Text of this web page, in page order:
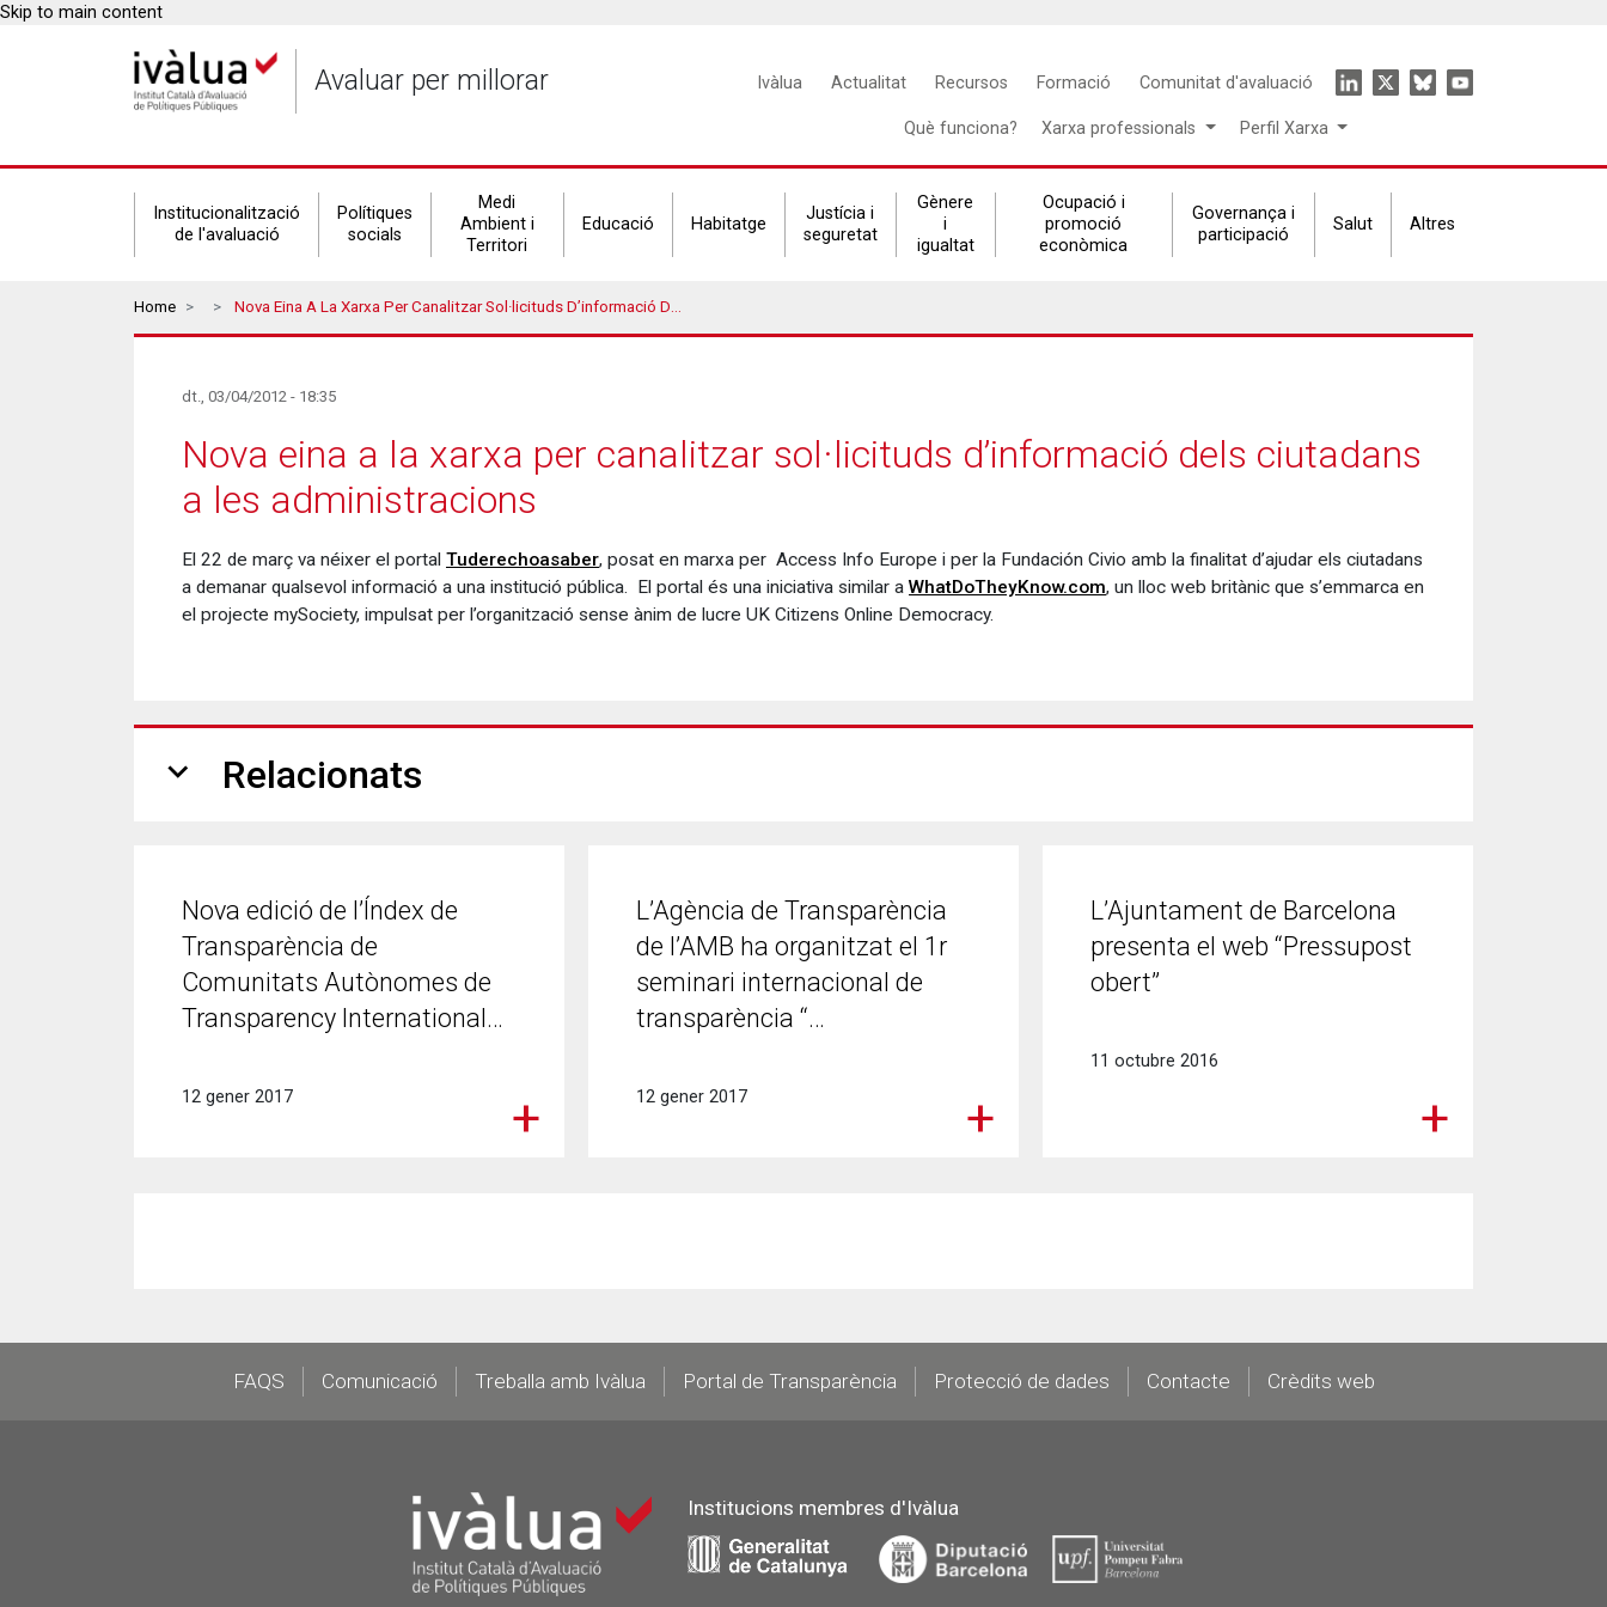
Skip to main content
Avaluar per millorar
Main
navigation
Ivàlua Actualitat Recursos Formació Comunitat d'avaluació
Icon
menu
Què funciona? Xarxa professionals Perfil Xarxa
Secondary
navigation
Institucionalització
de l'avaluació
Polítiques
socials
Medi
Ambient i
Territori
Educació Habitatge
Justícia i
seguretat
Gènere
i
igualtat
Ocupació i
promoció
econòmica
Governança i
participació
Salut Altres
Breadcrumbs
Home Nova Eina A La Xarxa Per Canalitzar Sol·licituds D’informació Dels Ciutadans A Les Administracions
dt., 03/04/2012 - 18:35
Nova eina a la xarxa per canalitzar sol·licituds d’informació dels ciutadans
a les administracions
El 22 de març va néixer el portal Tuderechoasaber, posat en marxa per Access Info Europe i per la Fundación Civio amb la finalitat d’ajudar els ciutadans
a demanar qualsevol informació a una institució pública. El portal és una iniciativa similar a WhatDoTheyKnow.com, un lloc web britànic que s’emmarca en
el projecte mySociety, impulsat per l’organització sense ànim de lucre UK Citizens Online Democracy.
expand_more Relacionats
Nova edició de l’Índex de
Transparència de
Comunitats Autònomes de
Transparency International…
12 gener 2017
L’Agència de Transparència
de l’AMB ha organitzat el 1r
seminari internacional de
transparència “…
12 gener 2017
L’Ajuntament de Barcelona
presenta el web “Pressupost
obert”
11 octubre 2016
FooterFAQS Comunicació Treballa amb Ivàlua Portal de Transparència Protecció de dades Contacte Crèdits web
Institucions membres d'Ivàlua